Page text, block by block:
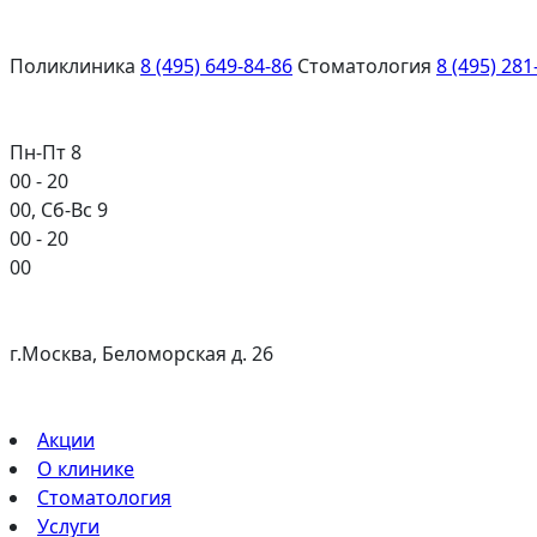
Поликлиника 8 (495) 649-84-86 Стоматология 8 (495)
Пн-Пт 8
00- 20
00, Сб-Вс 9
00- 20
00
г.Москва, Беломорская д. 26
Акции
О клинике
Стоматология
Услуги